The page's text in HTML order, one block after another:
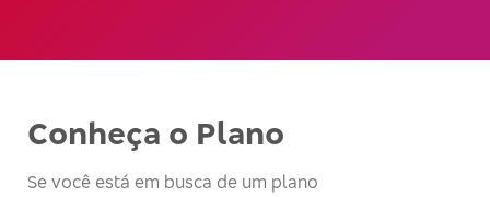
Conheça o Plano
Se você está em busca de um plano